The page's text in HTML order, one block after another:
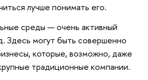
лучше понимать его.
среды — очень активный
Здесь могут быть совершенно
которые, возможно, даже
традиционные компании.